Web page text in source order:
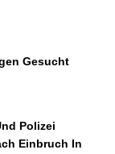
Gesucht
Polizei
Einbruch In